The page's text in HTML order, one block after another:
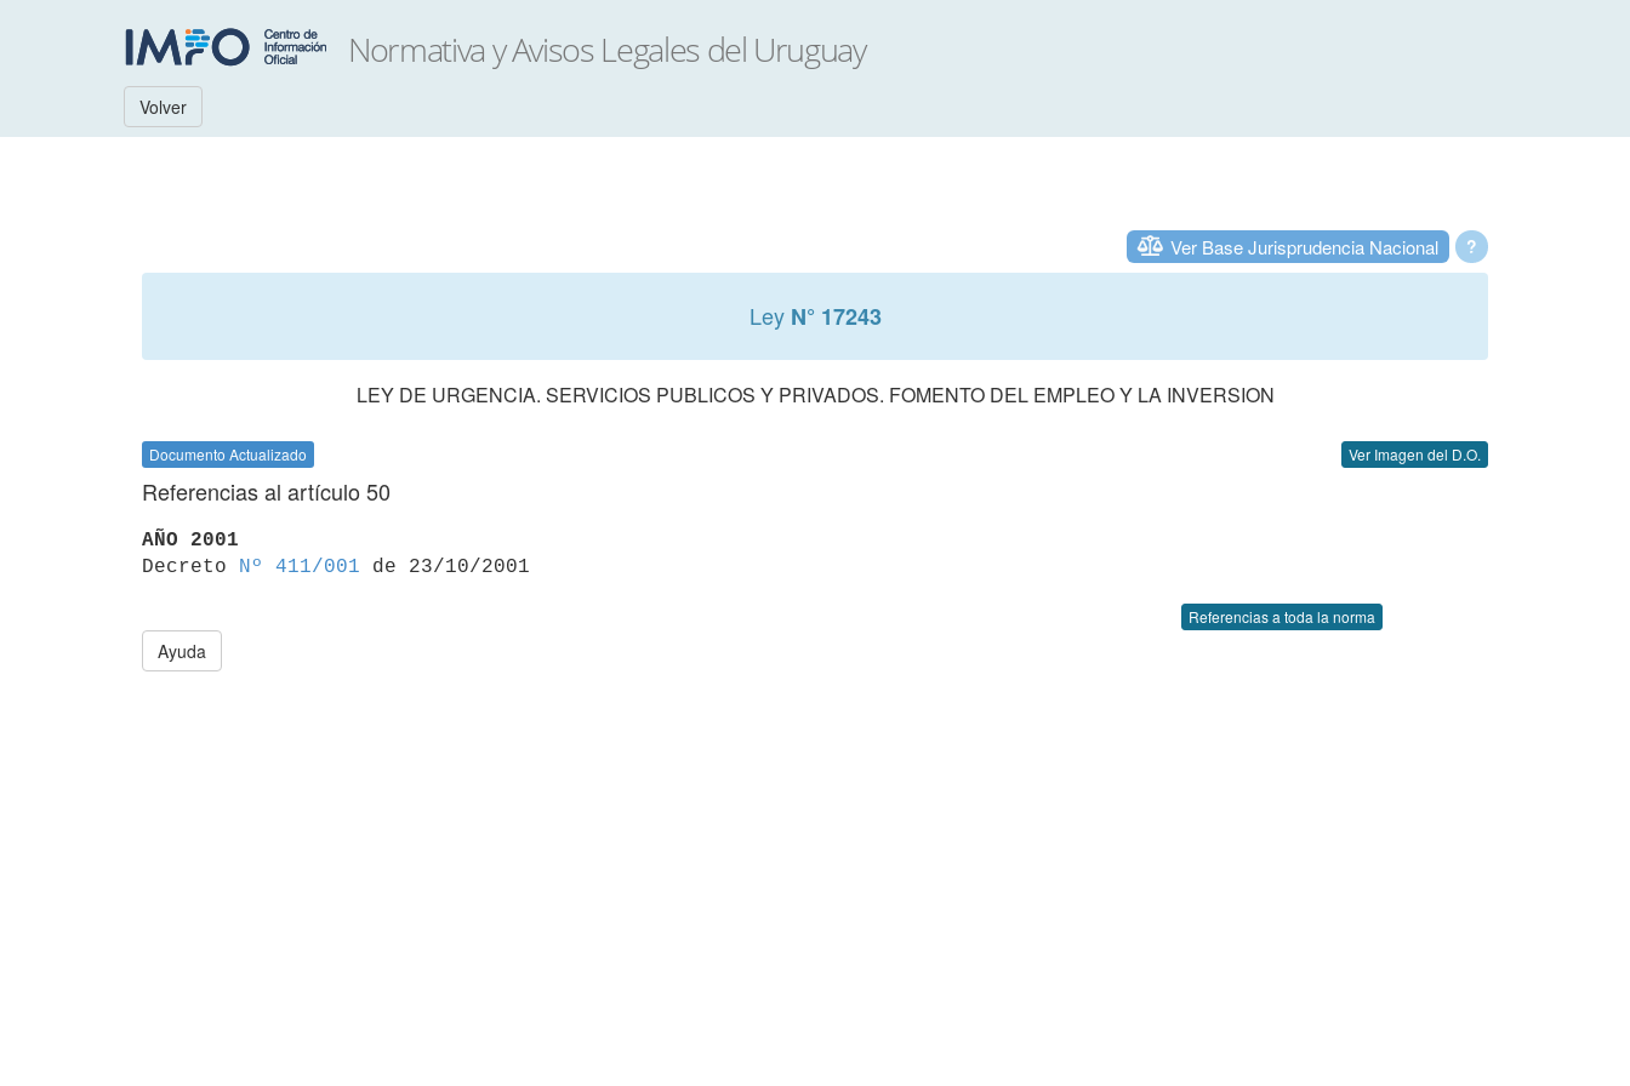
Volver
?
Ver Base Jurisprudencia Nacional
Ley N° 17243
LEY DE URGENCIA. SERVICIOS PUBLICOS Y PRIVADOS. FOMENTO DEL EMPLEO Y LA INVERSION
Documento Actualizado Ver Imagen del D.O.
Referencias al artículo 50
AÑO 2001
Decreto
Nº 411/001
Referencias a toda la norma
Ayuda